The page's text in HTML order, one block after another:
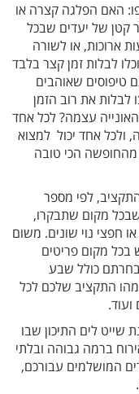
האם הפלגה קצרה או
קטן של יעדים שבכל
ארוכות, או לשורה
לבלות זמן קצר בלבד
טיפוסים שאוהבים
לבלות את רוב הזמן
עצמה? לכל אחד
ולכל אחד יכול למצוא
מהחופשה הכי טובה
לפי מספר
מקום שתבקרו,
חפצי נוי שונים. משום
בכל מקום פריטים
כולל שבע
התקציב שלכם לכל
שייט לים התיכון שבו
ברמה גבוהה ובלתי
המושלמים עבורכם,